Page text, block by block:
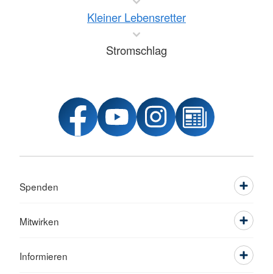
Kleiner Lebensretter
Stromschlag
Spenden
Mitwirken
Informieren